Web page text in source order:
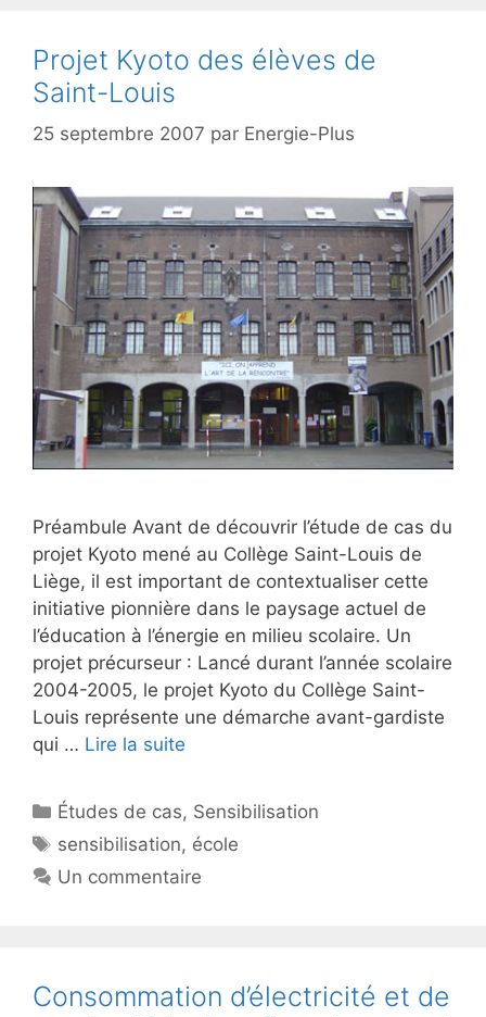
Projet Kyoto des élèves de
Saint-Louis
25 septembre 2007 par Energie-Plus
Préambule Avant de découvrir l’étude de cas du
projet Kyoto mené au Collège Saint-Louis de
Liège, il est important de contextualiser cette
initiative pionnière dans le paysage actuel de
l’éducation à l’énergie en milieu scolaire. Un
projet précurseur : Lancé durant l’année scolaire
2004-2005, le projet Kyoto du Collège Saint-
Louis représente une démarche avant-gardiste
qui … Lire la suite
Catégories
Études de cas, Sensibilisation
Étiquettes
sensibilisation, école
Un commentaire
Consommation d’électricité et de